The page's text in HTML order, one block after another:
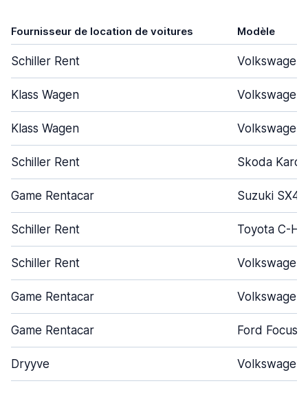
Fournisseur de location de voitures Modèle
Schiller Rent Volkswagen
Klass Wagen Volkswagen
Klass Wagen Volkswagen
Schiller Rent Skoda Karoq
Game Rentacar Suzuki SX4
Schiller Rent Toyota C-HR
Schiller Rent Volkswagen
Game Rentacar Volkswagen
Game Rentacar Ford Focus
Dryyve Volkswagen